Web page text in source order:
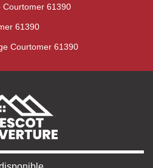
Courtomer 61390
61390
Courtomer 61390